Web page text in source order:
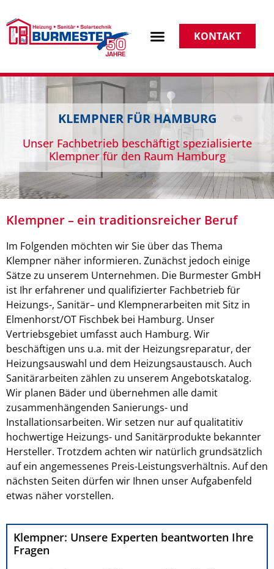
KONTAKT
KLEMPNER FÜR HAMBURG
Unser Fachbetrieb beschäftigt spezialisierte
Klempner für den Raum Hamburg
Klempner – ein traditionsreicher Beruf
Im Folgenden möchten wir Sie über das Thema
Klempner näher informieren. Zunächst jedoch einige
Sätze zu unserem Unternehmen. Die Burmester GmbH
ist Ihr erfahrener und qualifizierter Fachbetrieb für
Heizungs-, Sanitär– und Klempnerarbeiten mit Sitz in
Elmenhorst/OT Fischbek bei Hamburg. Unser
Vertriebsgebiet umfasst auch Hamburg. Wir
beschäftigen uns u.a. mit der Heizungsreparatur, der
Heizungsauswahl und dem Heizungsaustausch. Auch
Sanitärarbeiten zählen zu unserem Angebotskatalog.
Wir planen Bäder und übernehmen alle damit
zusammenhängenden Sanierungs- und
Installationsarbeiten. Wir setzen nur auf qualitatitiv
hochwertige Heizungs- und Sanitärprodukte bekannter
Hersteller. Trotzdem achten wir natürlich grundsätzlich
auf ein angemessenes Preis-Leistungsverhältnis. Auf den
nächsten Seiten dürfen wir Ihnen unser Aufgabenfeld
etwas näher vorstellen.
Klempner: Unsere Experten beantworten Ihre
Fragen